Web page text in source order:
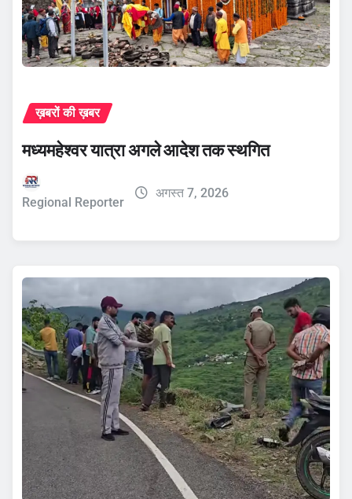
ख़बरों की ख़बर
मध्यमहेश्वर यात्रा अगले आदेश तक स्थगित
Regional Reporter
अगस्त 7, 2026